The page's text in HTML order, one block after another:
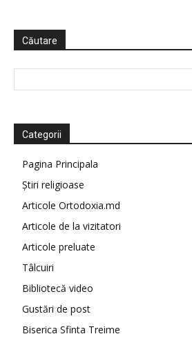
Căutare
Categorii
Pagina Principala
Știri religioase
Articole Ortodoxia.md
Articole de la vizitatori
Articole preluate
Tâlcuiri
Bibliotecă video
Gustări de post
Biserica Sfinta Treime